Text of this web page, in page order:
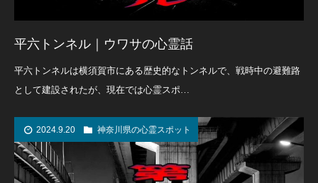
平六トンネル｜ウワサの心霊話
平六トンネルは横須賀市にある歴史的なトンネルで、戦時中の避難路
として建設されたが、現在では心霊スポ…
2024.9.20 神奈川県の心霊スポット